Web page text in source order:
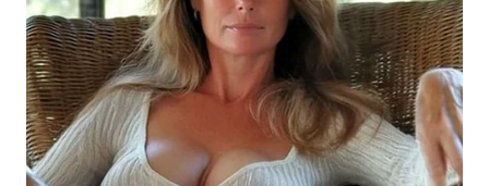
WN
DAIRI
WN
DANAU
TOBA